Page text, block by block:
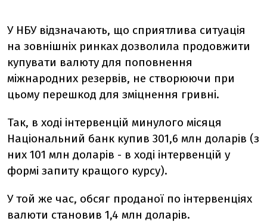
У НБУ відзначають, що сприятлива ситуація
на зовнішніх ринках дозволила продовжити
купувати валюту для поповнення
міжнародних резервів, не створюючи при
цьому перешкод для зміцнення гривні.
Так, в ході інтервенцій минулого місяця
Національний банк купив 301,6 млн доларів (з
них 101 млн доларів - в ході інтервенцій у
формі запиту кращого курсу).
У той же час, обсяг проданої по інтервенціях
валюти становив 1,4 млн доларів.